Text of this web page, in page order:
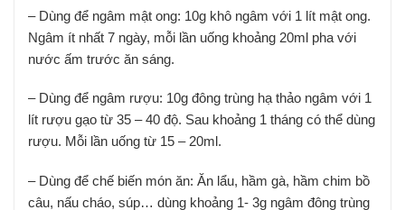
– Dùng để ngâm mật ong: 10g khô ngâm với 1 lít mật ong.
Ngâm ít nhất 7 ngày, mỗi lần uống khoảng 20ml pha với
nước ấm trước ăn sáng.
– Dùng để ngâm rượu: 10g đông trùng hạ thảo ngâm với 1
lít rượu gạo từ 35 – 40 độ. Sau khoảng 1 tháng có thể dùng
rượu. Mỗi lần uống từ 15 – 20ml.
– Dùng để chế biến món ăn: Ăn lẩu, hầm gà, hầm chim bồ
câu, nấu cháo, súp… dùng khoảng 1- 3g ngâm đông trùng